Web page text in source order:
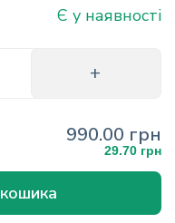
Є у наявності
990.00 грн
29.70 грн